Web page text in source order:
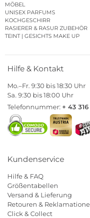
MÖBEL
UNISEX PARFUMS
KOCHGESCHIRR
RASIERER & RASUR ZUBEHÖR
TEINT | GESICHTS MAKE UP
Hilfe & Kontakt
Mo.–Fr. 9:30 bis 18:30 Uhr
Sa. 9:30 bis 18:00 Uhr
Telefonnummer: + 43
Kundenservice
Hilfe & FAQ
Größentabellen
Versand & Lieferung
Retouren &
Click & Collect